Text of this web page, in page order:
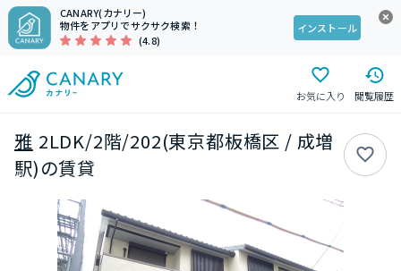
CANARY(カナリー)
物件をアプリでサクサク検索！
(4.8)
インストール
お気に入り 閲覧履歴
雅 2LDK/2階/202(東京都板橋区 / 成増
駅)の賃貸